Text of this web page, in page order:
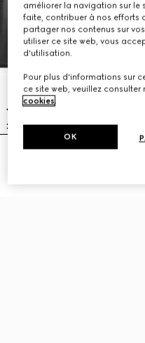
améliorer la navigation sur le
faite, contribuer à nos efforts
partager nos contenus sur
utiliser ce site web, vous
d'utilisation.
Pour plus d'informations sur
ce site web, veuillez consulter
cookies.
OK